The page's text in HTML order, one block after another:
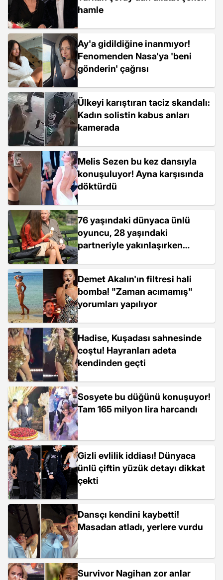
hamle
Ay'a gidildiğine inanmıyor!
Fenomenden Nasa'ya 'beni
gönderin' çağrısı
Ülkeyi karıştıran taciz skandalı:
Kadın solistin kabus anları
kamerada
Melis Sezen bu kez dansıyla
konuşuluyor! Ayna karşısında
döktürdü
76 yaşındaki dünyaca ünlü
oyuncu, 28 yaşındaki
partneriyle yakınlaşırken
Demet Akalın'ın filtresi hali
bomba! "Zaman acımamış"
yorumları yapılıyor
Hadise, Kuşadası sahnesinde
coştu! Hayranları adeta
kendinden geçti
Sosyete bu düğünü konuşuyor!
Tam 165 milyon lira harcandı
Gizli evlilik iddiası! Dünyaca
ünlü çiftin yüzük detayı dikkat
çekti
Dansçı kendini kaybetti!
Masadan atladı, yerlere vurdu
Survivor Nagihan zor anlar